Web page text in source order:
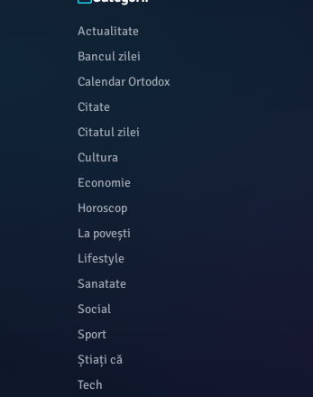
Actualitate
Bancul zilei
Calendar Ortodox
Citate
Citatul zilei
Cultura
Economie
Horoscop
La povești
Lifestyle
Sanatate
Social
Sport
Știați că
Tech